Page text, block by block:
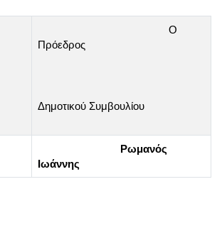
Ο
Πρόεδρος
Δημοτικού Συμβουλίου
Ρωμανός
Ιωάννης